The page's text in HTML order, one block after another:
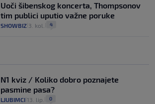
Uoči šibenskog koncerta, Thompsonov
tim publici uputio važne poruke
SHOWBIZ 3. kol. 4
N1 kviz / Koliko dobro poznajete
pasmine pasa?
LJUBIMCI 13. lip. 0